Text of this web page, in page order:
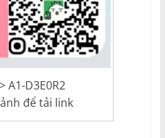
A1-D3E0R2
để tải link